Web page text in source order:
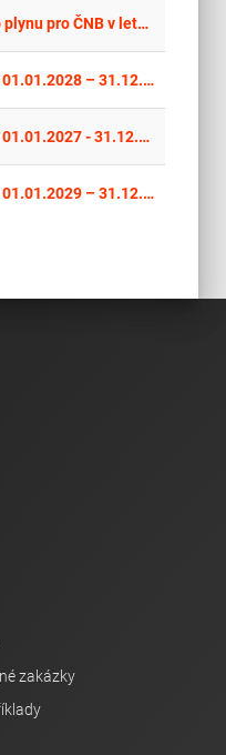
Dodávky elektřiny a zemního plynu pro ČNB v letech 2027 – 2028
Dodávka elektřiny na období 01.01.2028 – 31.12.2028
Dodávka elektřiny na období 01.01.2027 - 31.12.2027
Dodávka elektřiny na období 01.01.2029 – 31.12.2029
zakázky